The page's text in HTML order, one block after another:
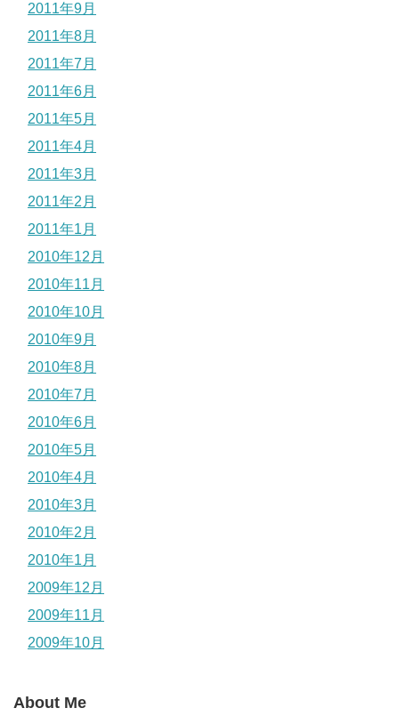
2011年9月
2011年8月
2011年7月
2011年6月
2011年5月
2011年4月
2011年3月
2011年2月
2011年1月
2010年12月
2010年11月
2010年10月
2010年9月
2010年8月
2010年7月
2010年6月
2010年5月
2010年4月
2010年3月
2010年2月
2010年1月
2009年12月
2009年11月
2009年10月
About Me